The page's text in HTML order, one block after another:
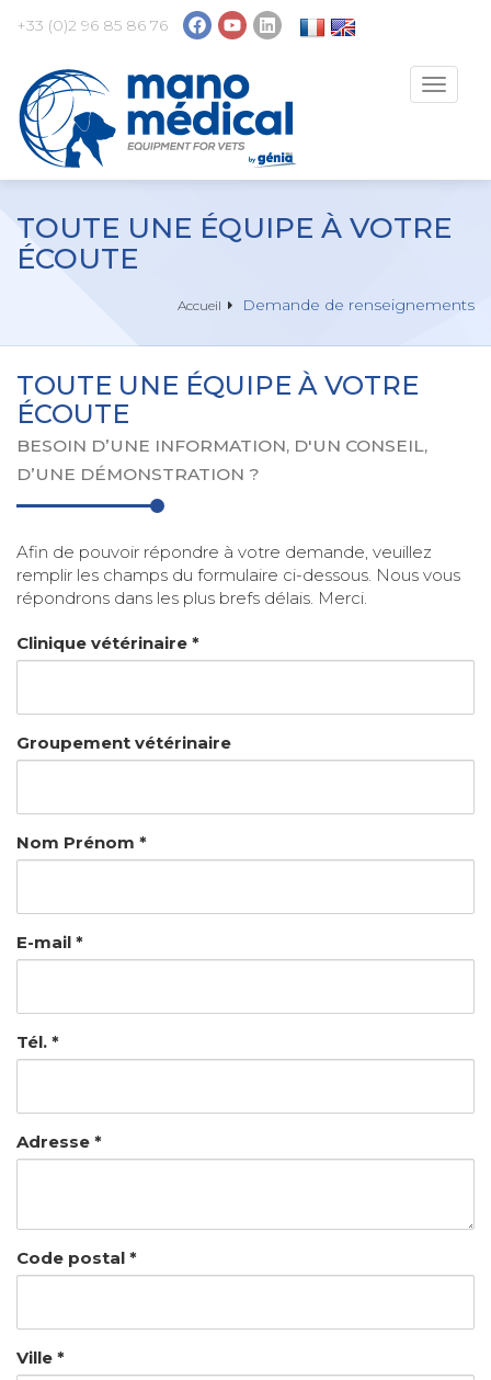
+33 (0)2 96 85 86 76
Toggle
TOUTE UNE ÉQUIPE À VOTRE
ÉCOUTE
Accueil Demande de renseignements
TOUTE UNE ÉQUIPE À VOTRE
ÉCOUTE
BESOIN D’UNE INFORMATION, D'UN CONSEIL,
D’UNE DÉMONSTRATION ?
Afin de pouvoir répondre à votre demande, veuillez
remplir les champs du formulaire ci-dessous. Nous vous
répondrons dans les plus brefs délais. Merci.
Clinique vétérinaire *
Groupement vétérinaire
Nom Prénom *
E-mail *
Tél. *
Adresse *
Code postal *
Ville *